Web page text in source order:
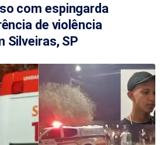
com espingarda
de violência
Silveiras, SP